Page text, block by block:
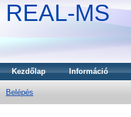
REAL-MS
Kezdőlap Információ
Belépés